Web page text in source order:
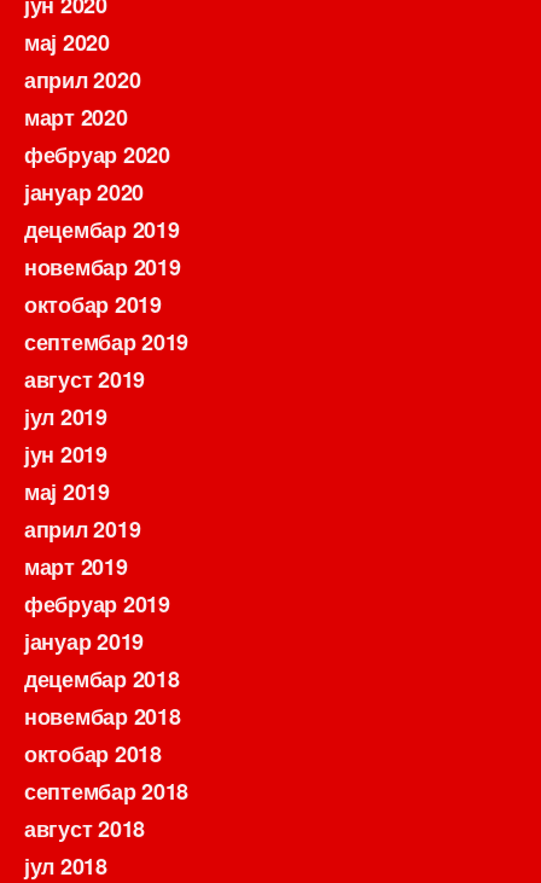
мај 2020
април 2020
март 2020
фебруар 2020
јануар 2020
децембар 2019
новембар 2019
октобар 2019
септембар 2019
август 2019
јул 2019
јун 2019
мај 2019
април 2019
март 2019
фебруар 2019
јануар 2019
децембар 2018
новембар 2018
октобар 2018
септембар 2018
август 2018
јул 2018